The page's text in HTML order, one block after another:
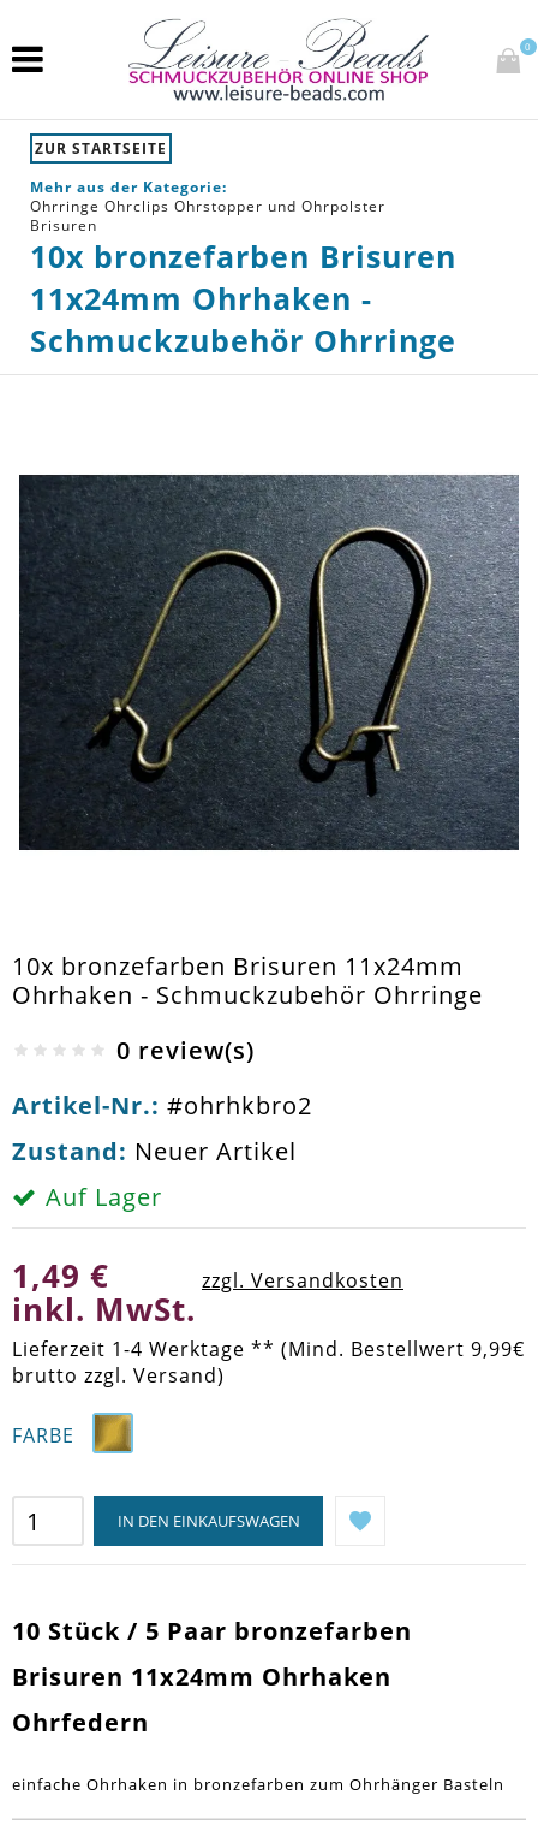
0
ZUR STARTSEITE
Mehr aus der Kategorie:
Ohrringe Ohrclips Ohrstopper und Ohrpolster
Brisuren
10x bronzefarben Brisuren
11x24mm Ohrhaken -
Schmuckzubehör Ohrringe
10x bronzefarben Brisuren 11x24mm
Ohrhaken - Schmuckzubehör Ohrringe
0 review(s)
Artikel-Nr.: #ohrhkbro2
Zustand: Neuer Artikel
Auf Lager
1,49 €
inkl. MwSt.
zzgl. Versandkosten
Lieferzeit 1-4 Werktage ** (Mind. Bestellwert 9,99€
brutto zzgl. Versand)
FARBE
IN DEN EINKAUFSWAGEN
10 Stück / 5 Paar bronzefarben
Brisuren 11x24mm Ohrhaken
Ohrfedern
einfache Ohrhaken in bronzefarben zum Ohrhänger Basteln